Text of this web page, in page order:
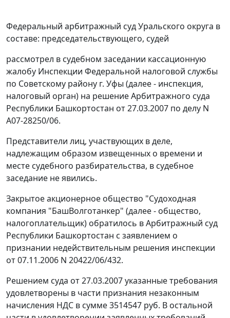
Федеральный арбитражный суд Уральского округа в
составе: председательствующего, судей
рассмотрел в судебном заседании кассационную
жалобу Инспекции Федеральной налоговой службы
по Советскому району г. Уфы (далее - инспекция,
налоговый орган) на решение Арбитражного суда
Республики Башкортостан от 27.03.2007 по делу N
А07-28250/06.
Представители лиц, участвующих в деле,
надлежащим образом извещенных о времени и
месте судебного разбирательства, в судебное
заседание не явились.
Закрытое акционерное общество "Судоходная
компания "БашВолготанкер" (далее - общество,
налогоплательщик) обратилось в Арбитражный суд
Республики Башкортостан с заявлением о
признании недействительным решения инспекции
от 07.11.2006 N 20422/06/432.
Решением суда от 27.03.2007 указанные требования
удовлетворены в части признания незаконным
начисления НДС в сумме 3514547 руб. В остальной